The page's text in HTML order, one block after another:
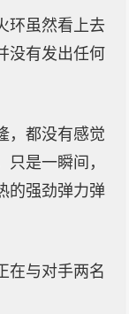
环虽然看上去
没有发出任何
，都没有感觉
是一瞬间，
的强劲弹力弹
在与对手两名